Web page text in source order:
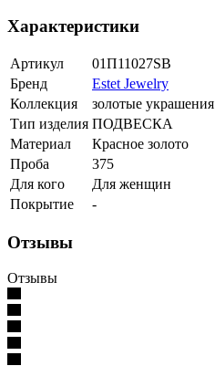
Характеристики
Артикул
01П11027SВ
Бренд
Estet Jewelry
Коллекция
золотые украшения
Тип изделия ПОДВЕСКА
Материал
Красное золото
Проба
375
Для кого
Для женщин
Покрытие
-
Отзывы
Отзывы